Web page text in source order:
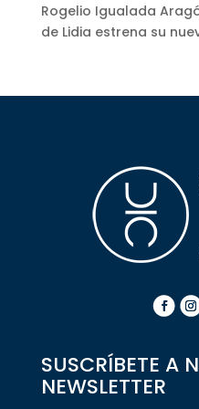
Rogelio Igualada
de Lidia estrena su
SUSCRÍBETE A
NEWSLETTER